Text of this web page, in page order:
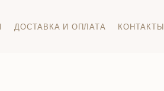
ДОСТАВКА И ОПЛАТА КОНТАКТЫ